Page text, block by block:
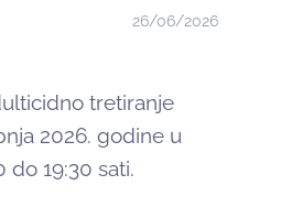
26/06/2026
tretiranje
2026. godine u
19:30 sati.